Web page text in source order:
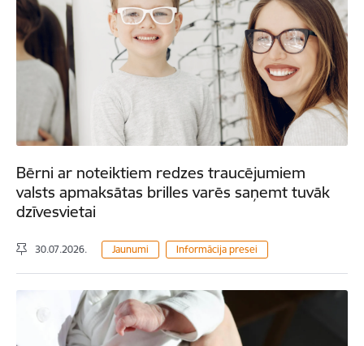
Bērni ar noteiktiem redzes traucējumiem
valsts apmaksātas brilles varēs saņemt tuvāk
dzīvesvietai
30.07.2026. Jaunumi Informācija presei